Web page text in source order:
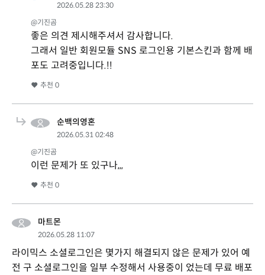
2026.05.28 23:30
@기진곰
좋은 의견 제시해주셔서 감사합니다.
그래서 일반 회원모듈 SNS 로그인용 기본스킨과 함께 배
포도 고려중입니다.!!
추천 0
순백의영혼
2026.05.31 02:48
@기진곰
이런 문제가 또 있구나,,,
추천 0
마트몬
2026.05.28 11:07
라이믹스 소셜로그인은 몇가지 해결되지 않은 문제가 있어 예
전 구 소셜로그인을 일부 수정해서 사용중이 었는데 무료 배포